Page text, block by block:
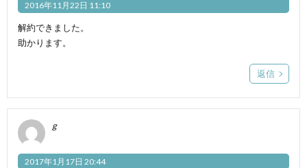
2016年11月22日 11:10
解約できました。
助かります。
返信
g
2017年1月17日 20:44